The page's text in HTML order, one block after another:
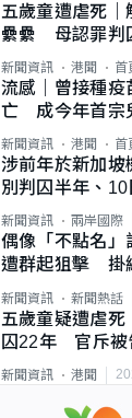
五歲童遭虐死｜
纍纍 母認罪判
類案最惡劣
新聞資訊 港聞 首
流感｜曾接種疫
亡 成今年首宗
新聞資訊 港聞 首
涉前年於新加
別判囚半年、10
新聞資訊 兩岸國際
偶像「不點名
遭群起狙擊 掛
新聞資訊 新聞熱話
五歲童疑遭虐死
囚22年 官斥被
新聞資訊 港聞